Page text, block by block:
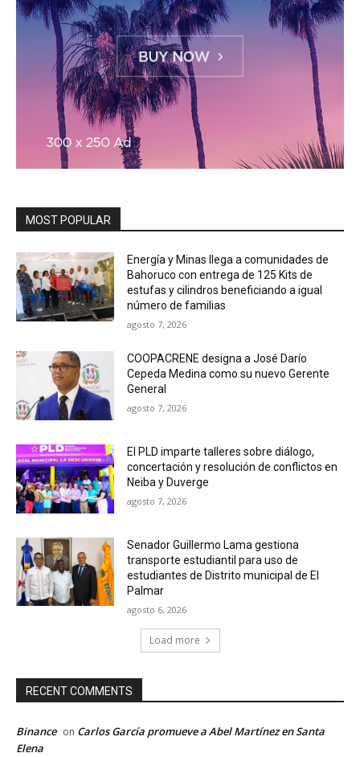
MOST POPULAR
Energía y Minas llega a comunidades de
Bahoruco con entrega de 125 Kits de
estufas y cilindros beneficiando a igual
número de familias
agosto 7, 2026
COOPACRENE designa a José Darío
Cepeda Medina como su nuevo Gerente
General
agosto 7, 2026
El PLD imparte talleres sobre diálogo,
concertación y resolución de conflictos en
Neiba y Duverge
agosto 7, 2026
Senador Guillermo Lama gestiona
transporte estudiantil para uso de
estudiantes de Distrito municipal de El
Palmar
agosto 6, 2026
Load more
RECENT COMMENTS
Binance on Carlos García promueve a Abel Martínez en Santa
Elena